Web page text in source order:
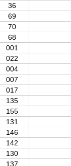
36
69
70
68
001
022
004
007
017
135
155
131
146
142
130
137